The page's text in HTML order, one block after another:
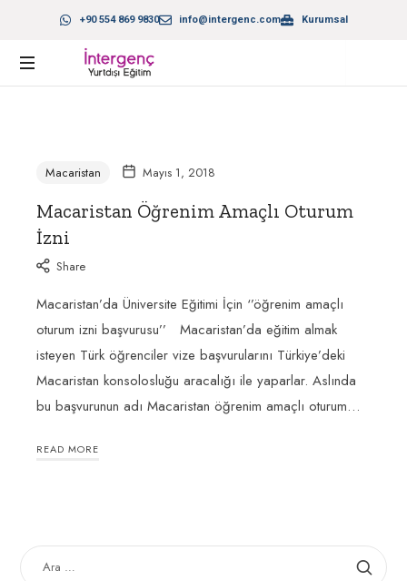
+90 554 869 9830 info@intergenc.com Kurumsal
Macaristan Mayıs 1, 2018
Macaristan Öğrenim Amaçlı Oturum
İzni
Share
Macaristan’da Üniversite Eğitimi İçin ‘’öğrenim amaçlı
oturum izni başvurusu’’ Macaristan’da eğitim almak
isteyen Türk öğrenciler vize başvurularını Türkiye’deki
Macaristan konsolosluğu aracalığı ile yaparlar. Aslında
bu başvurunun adı Macaristan öğrenim amaçlı oturum…
READ MORE